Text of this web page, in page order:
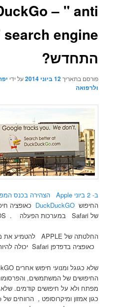
– " anti
התחדש?
פורסם בתאריך12 ביוני 2014 על ידי
ולרפואה
ב- 2 ביוני Apple הצהירה בכנס המפתחים שלה
החיפושDuckDuckGO כאופציה
של Safari במערכות הפעלה . iOS ו- OS X
כאופציה בדפדפן Safari יכולה להיות פתרון לפרטיות באינטרנט.
החיפושים של המשתמשים,
מפתח ולא על חיפושים קודמים.